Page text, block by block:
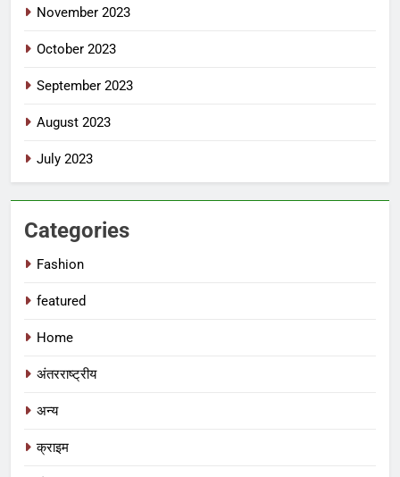
November 2023
October 2023
September 2023
August 2023
July 2023
Categories
Fashion
featured
Home
अंतरराष्ट्रीय
अन्य
क्राइम